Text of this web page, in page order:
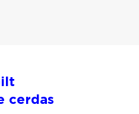
cerdas